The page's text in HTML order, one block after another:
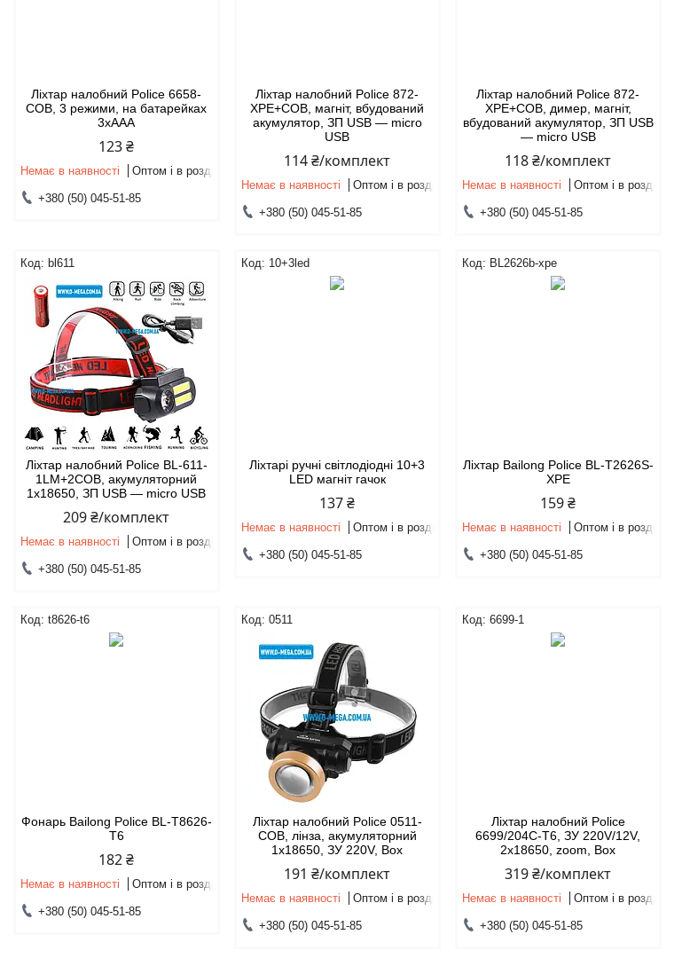
Ліхтар налобний Police 6658-
СОВ, 3 режими, на батарейках
3xAAA
123 ₴
Немає в наявності Оптом і в роздріб
+380 (50) 045-51-85
Ліхтар налобний Police 872-
XPE+COB, магніт, вбудований
акумулятор, ЗП USB — micro
USB
114 ₴/комплект
Немає в наявності Оптом і в роздріб
+380 (50) 045-51-85
Ліхтар налобний Police 872-
XPE+COB, димер, магніт,
вбудований акумулятор, ЗП USB
— micro USB
118 ₴/комплект
Немає в наявності Оптом і в роздріб
+380 (50) 045-51-85
bl611
Ліхтар налобний Police BL-611-
1LM+2COB, акумуляторний
1x18650, ЗП USB — micro USB
209 ₴/комплект
Немає в наявності Оптом і в роздріб
+380 (50) 045-51-85
10+3led
Ліхтарі ручні світлодіодні 10+3
LED магніт гачок
137 ₴
Немає в наявності Оптом і в роздріб
+380 (50) 045-51-85
BL2626b-xpe
Ліхтар Bailong Police BL-T2626S-
XPE
159 ₴
Немає в наявності Оптом і в роздріб
+380 (50) 045-51-85
t8626-t6
Фонарь Bailong Police BL-T8626-
T6
182 ₴
Немає в наявності Оптом і в роздріб
+380 (50) 045-51-85
0511
Ліхтар налобний Police 0511-
COB, лінза, акумуляторний
1x18650, ЗУ 220V, Box
191 ₴/комплект
Немає в наявності Оптом і в роздріб
+380 (50) 045-51-85
6699-1
Ліхтар налобний Police
6699/204C-T6, ЗУ 220V/12V,
2х18650, zoom, Box
319 ₴/комплект
Немає в наявності Оптом і в роздріб
+380 (50) 045-51-85